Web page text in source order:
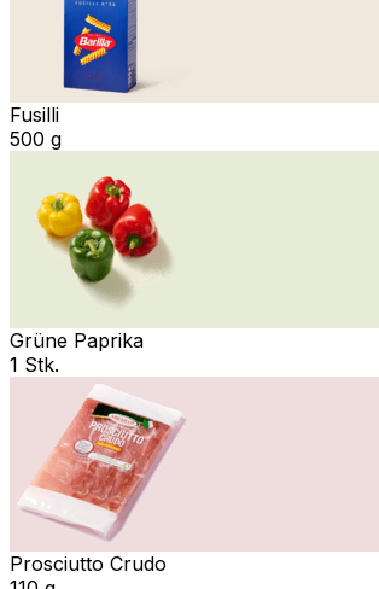
Fusilli
500 g
Grüne Paprika
1 Stk.
Prosciutto Crudo